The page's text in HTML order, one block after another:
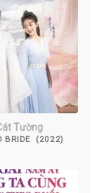
Tường
BRIDE (2022)